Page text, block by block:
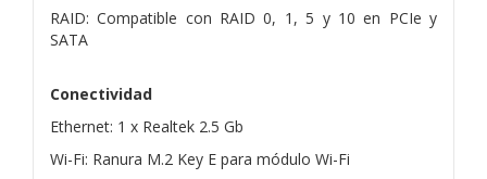
RAID: Compatible con RAID 0, 1, 5 y 10 en PCIe y
SATA
Conectividad
Ethernet: 1 x Realtek 2.5 Gb
Wi-Fi: Ranura M.2 Key E para módulo Wi-Fi